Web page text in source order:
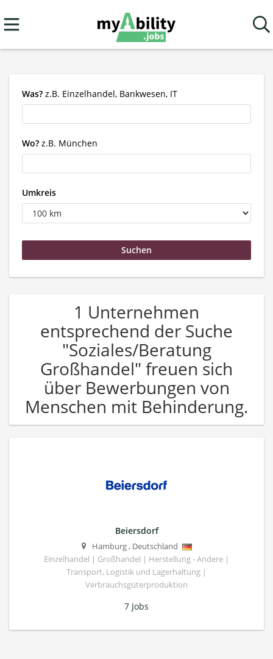
Was? z.B. Einzelhandel, Bankwesen, IT
Wo? z.B. München
Umkreis
1 Unternehmen
entsprechend der Suche
"Soziales/Beratung
Großhandel" freuen sich
über Bewerbungen von
Menschen mit Behinderung.
Beiersdorf
Hamburg, Deutschland
Einzelhandel | Großhandel | Herstellung - Andere |
Transport, Logistik und Lagerhaltung |
Verbrauchsgüterproduktion
7 Jobs